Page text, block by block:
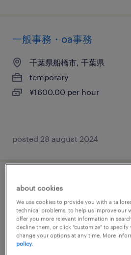
一般事務・oa事務
千葉県船橋市, 千葉県
temporary
¥1600.00 per hour
posted 28 august 2024
データ入力・キーパンチャ
千葉県千葉市中央区, 千葉県
temporary
¥1500.00 per hour
about cookies
We use cookies to provide you with a
technical problems, to help us improve our
offer you more relevant information in
decline them, or click "customize" to specify
change your options at any time. More
policy.